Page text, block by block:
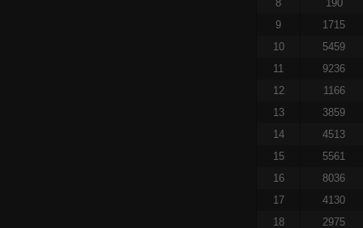
8
190
9
1715
10
5459
11
9236
12
1166
13
3859
14
4513
15
5561
16
8036
17
4130
18
2975